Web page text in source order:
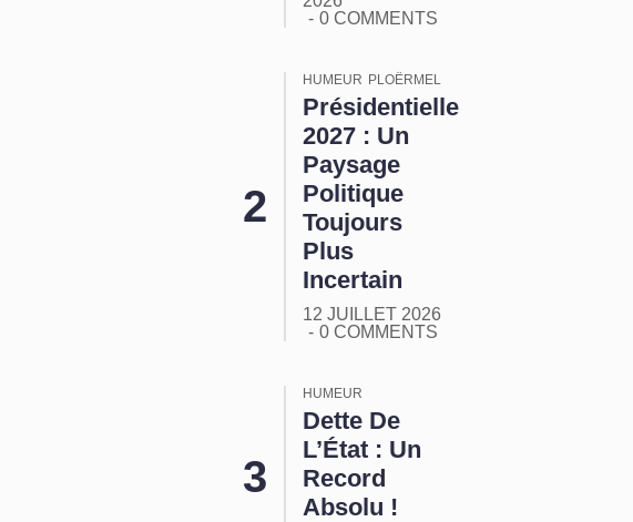
0 COMMENTS
HUMEUR PLOËRMEL
Présidentielle
2027 : Un
Paysage
Politique
Toujours
Plus
Incertain
12 JUILLET 2026
0 COMMENTS
HUMEUR
Dette De
L’État : Un
Record
Absolu !